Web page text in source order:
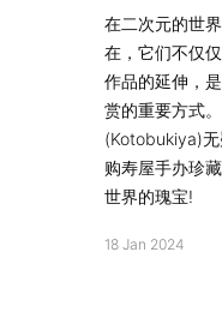
在二次元的世
在，它们不仅
作品的延伸，
赏的重要方式
(Kotobukiya)
购寿屋手办珍
世界的瑰宝!
18 Jan 2024